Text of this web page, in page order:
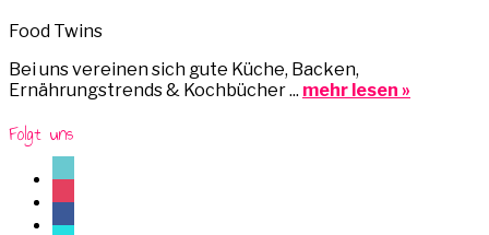
Food Twins
Bei uns vereinen sich gute Küche, Backen,
Ernährungstrends & Kochbücher ... mehr lesen »
Folgt uns
tiktok
instagram
facebook